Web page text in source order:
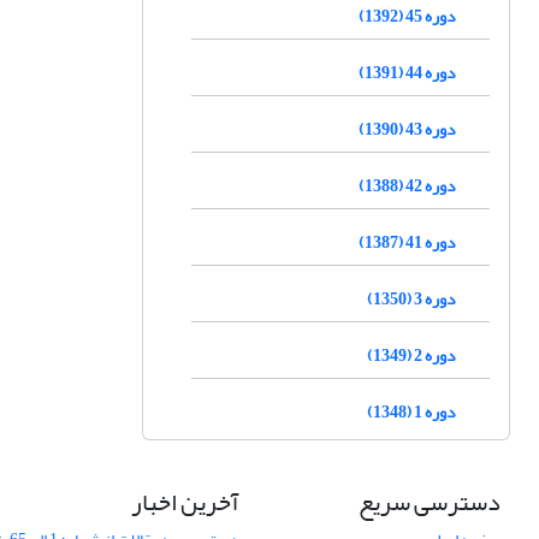
دوره 45 (1392)
دوره 44 (1391)
دوره 43 (1390)
دوره 42 (1388)
دوره 41 (1387)
دوره 3 (1350)
دوره 2 (1349)
دوره 1 (1348)
دسترسی سریع آخرین اخبار